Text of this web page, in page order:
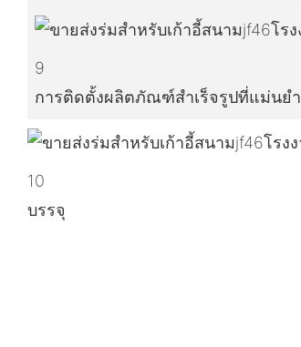
9
การติดตั้งผลิตภัณฑ์สำเร็จรูปที่แม่นยำ
10
บรรจุ